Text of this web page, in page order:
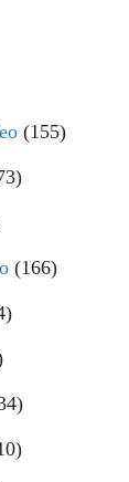
(155)
(166)